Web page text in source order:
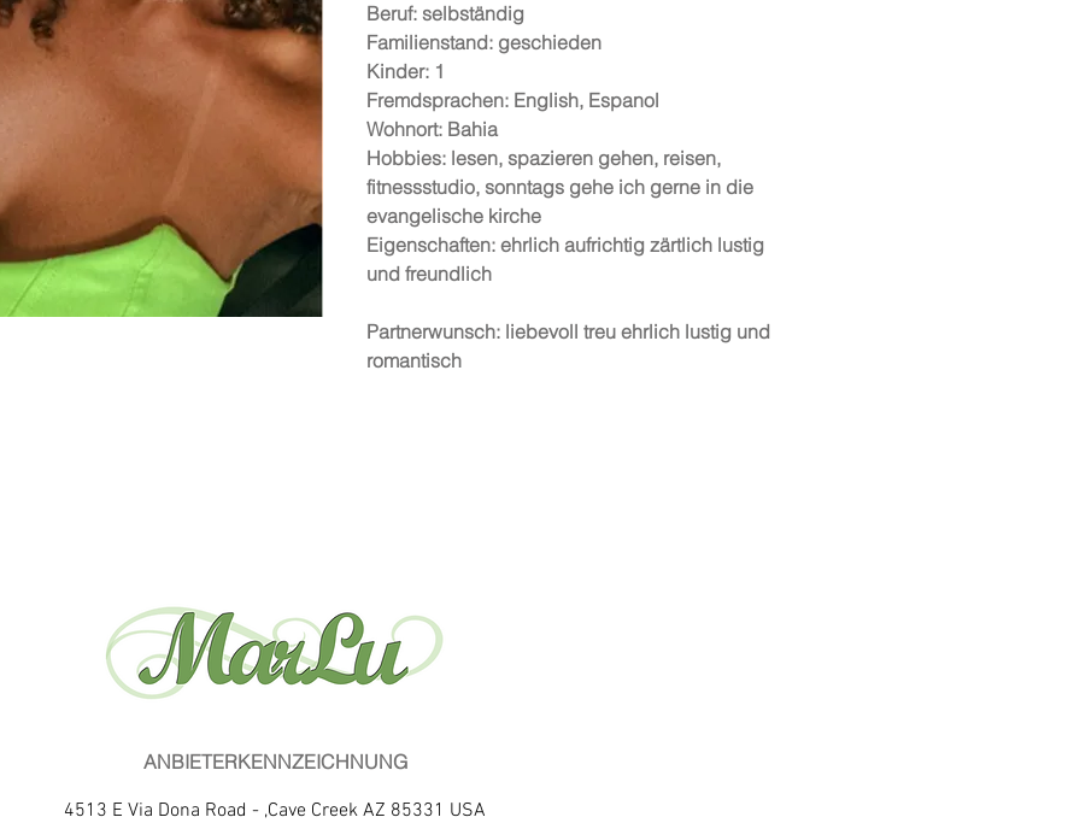
Beruf: selbständig
Familienstand: geschieden
Kinder: 1
Fremdsprachen: English, Espanol
Wohnort: Bahia
Hobbies: lesen, spazieren gehen, reisen,
fitnessstudio, sonntags gehe ich gerne in die
evangelische kirche
Eigenschaften: ehrlich aufrichtig zärtlich lustig
und freundlich
Partnerwunsch: liebevoll treu ehrlich lustig und
romantisch
ANBIETERKENNZEICHNUNG
4513 E Via Dona Road - ,Cave Creek AZ 85331 USA